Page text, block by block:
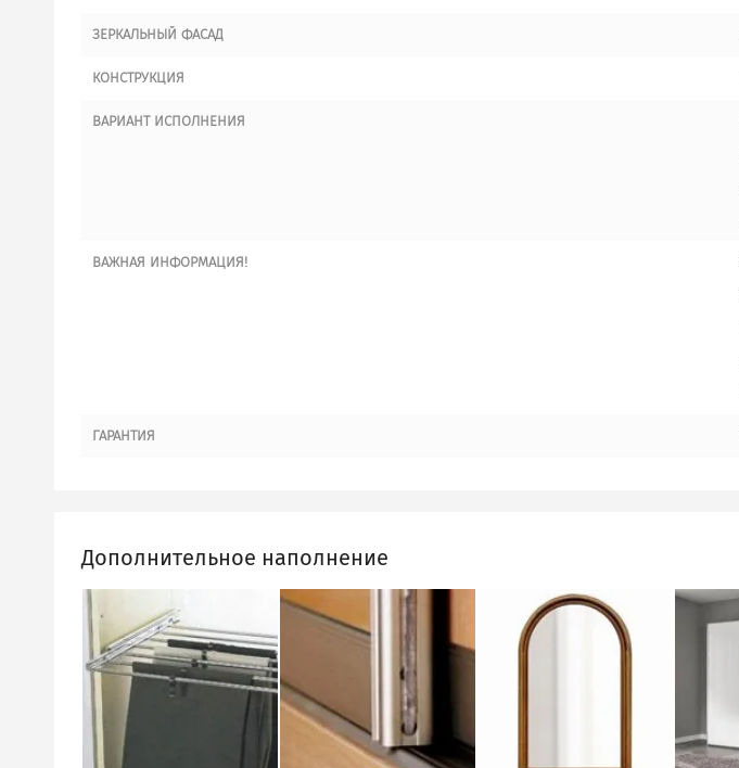
ЗЕРКАЛЬНЫЙ ФАСАД
КОНСТРУКЦИЯ
ВАРИАНТ ИСПОЛНЕНИЯ
ВАЖНАЯ ИНФОРМАЦИЯ!
ГАРАНТИЯ
Дополнительное наполнение